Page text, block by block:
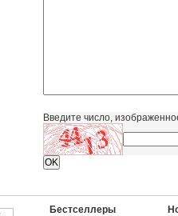
Введите число,
Бестселлеры